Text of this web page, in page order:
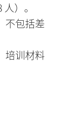
）。
不包括差
培训材料